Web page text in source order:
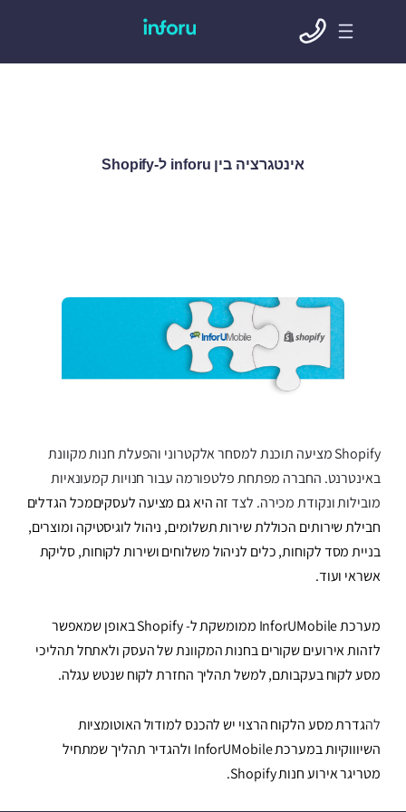
אינטגרציה בין inforu ל-Shopify
Shopify מציעה תוכנת למסחר אלקטרוני והפעלת חנות מקוונת
באינטרנט. החברה מפתחת פלטפורמה עבור חנויות קמעונאיות
מובילות ונקודת מכירה. לצד זה היא גם מציעה לעסקיםמכל הגדלים
חבילת שירותים הכוללת שירות תשלומים, ניהול לוגיסטיקה ומוצרים,
בניית מסד לקוחות, כלים לניהול משלוחים ושירות לקוחות, סליקת
אשראי ועוד.
מערכת InforUMobile ממומשקת ל- Shopify באופן שמאפשר
לזהות אירועים שקורים בחנות המקוונת של העסק ולאתחל תהליכי
מסע לקוח בעקבותם, למשל תהליך החזרת לקוח שנטש עגלה.
להגדרת מסע הלקוח הרצוי יש להכנס למודול האוטומציות
השיוווקיות במערכת InforUMobile ולהגדיר תהליך שמתחיל
מטריגר אירוע חנות Shopify.